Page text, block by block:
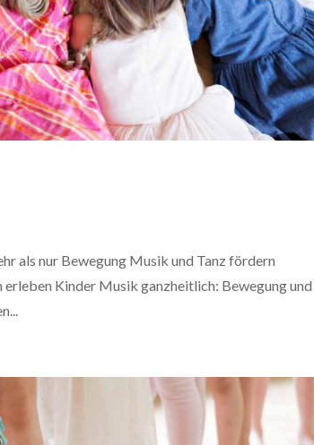
als nur Bewegung Musik und Tanz fördern
Kinder Musik ganzheitlich: Bewegung und